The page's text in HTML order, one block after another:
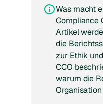
Was macht
Compliance
Artikel
die
zur Ethik
CCO
warum die